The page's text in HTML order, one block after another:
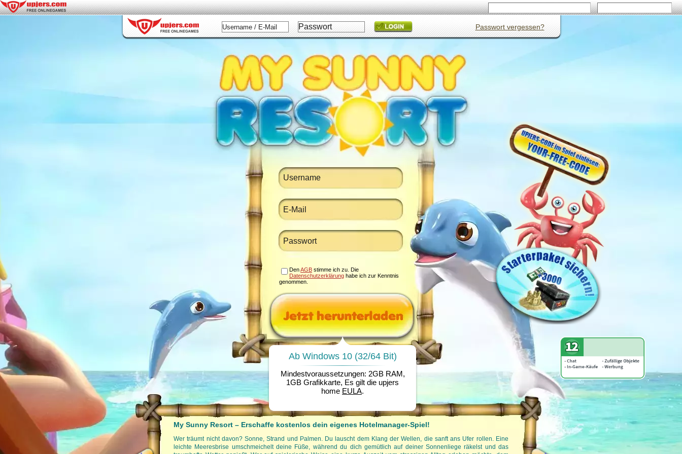
den folgenden Seiten findest du weitere
My Sunny Resort – Erschaffe kostenlos dein eigenes Hotelmanager-Spiel!
Wer träumt nicht davon? Sonne, Strand und Palmen. Du lauscht dem Klang der Wellen, die sanft ans Ufer rollen. Eine
leichte Meeresbrise umschmeichelt deine Füße, während du dich gemütlich auf deiner Sonnenliege räkelst und das
Verwöhne deine Gäste im Urlaubs-
Im Browserspiel My Sunny Resort schlüpfst
Resort auf. Schließlich möchtest du deine
DenAGB stimme ich zu. Die
Datenschutzerklärung habe ich zur Kenntnis
genommen.
Ab Windows 10 (32/64 Bit)
Mindestvoraussetzungen: 2GB RAM,
1GB Grafikkarte, Es gilt die upjers
home EULA.
Passwort vergessen?